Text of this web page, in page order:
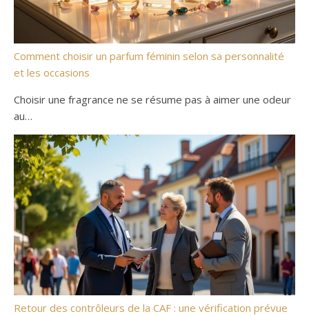
Comment choisir un parfum féminin selon sa personnalité
et les occasions
Choisir une fragrance ne se résume pas à aimer une odeur
au…
Retour des contrôleurs de la CAF : une vérification prévue